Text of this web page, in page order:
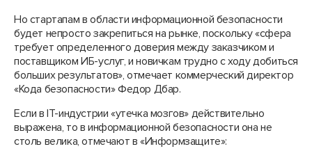
Но стартапам в области информационной безопасности
будет непросто закрепиться на рынке, поскольку «сфера
требует определенного доверия между заказчиком и
поставщиком ИБ-услуг, и новичкам трудно с ходу добиться
больших результатов», отмечает коммерческий директор
«Кода безопасности» Федор Дбар.
Если в IТ-индустрии «утечка мозгов» действительно
выражена, то в информационной безопасности она не
столь велика, отмечают в «Информзащите»: